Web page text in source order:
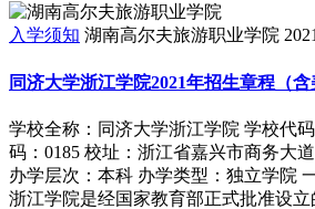
入学须知 湖南高尔夫旅游职业学院
同济大学浙江学院2021年招生章程（含
学校全称：同济大学浙江学院 学校代
码：0185 校址：浙江省嘉兴市商务大道
办学层次：本科 办学类型：独立学院
浙江学院是经国家教育部正式批准设